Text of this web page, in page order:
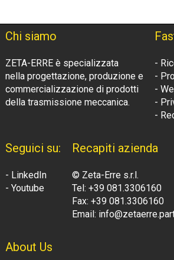
Chi siamo
ZETA-ERRE è specializzata
nella progettazione, produzione e
commercializzazione di prodotti
della trasmissione meccanica.
-
-
-
-
-
Seguici su:
- LinkedIn
- Youtube
Recapiti azienda
© Zeta-Erre s.r.l.
Tel: +39 081.3306160
Fax: +39 081.3306160
Email:
About Us